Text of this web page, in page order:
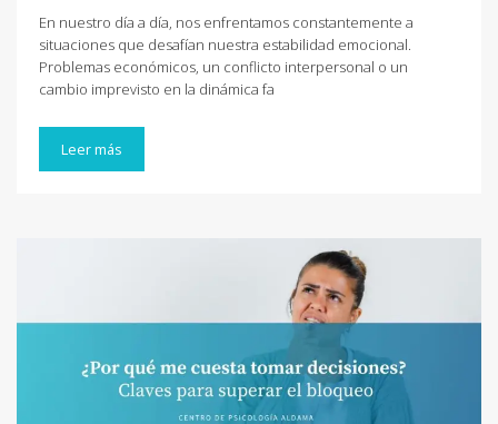
En nuestro día a día, nos enfrentamos constantemente a
situaciones que desafían nuestra estabilidad emocional.
Problemas económicos, un conflicto interpersonal o un
cambio imprevisto en la dinámica fa
Leer más